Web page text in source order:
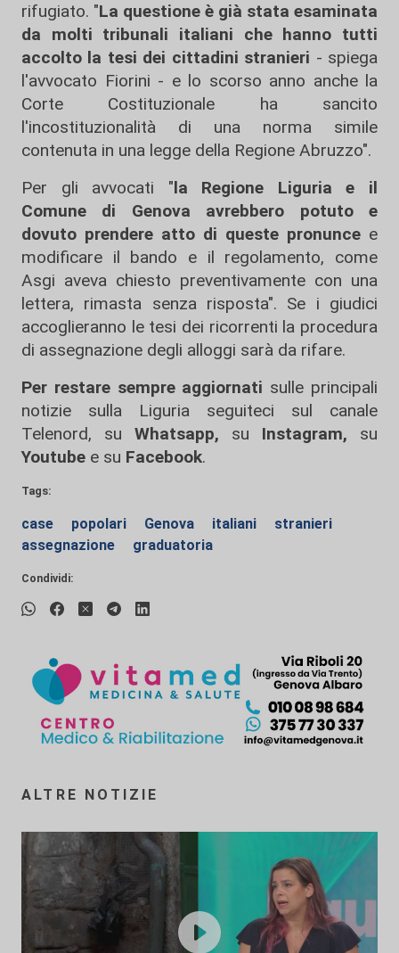
rifugiato. "La questione è già stata esaminata
da molti tribunali italiani che hanno tutti
accolto la tesi dei cittadini stranieri - spiega
l'avvocato Fiorini - e lo scorso anno anche la
Corte Costituzionale ha sancito
l'incostituzionalità di una norma simile
contenuta in una legge della Regione Abruzzo".
Per gli avvocati "la Regione Liguria e il
Comune di Genova avrebbero potuto e
dovuto prendere atto di queste pronunce e
modificare il bando e il regolamento, come
Asgi aveva chiesto preventivamente con una
lettera, rimasta senza risposta". Se i giudici
accoglieranno le tesi dei ricorrenti la procedura
di assegnazione degli alloggi sarà da rifare.
Per restare sempre aggiornati sulle principali
notizie sulla Liguria seguiteci sul canale
Telenord, su
Whatsapp, su Instagram, su
Youtube e su Facebook.
Tags:
case popolari Genova italiani
stranieri
assegnazione
graduatoria
Condividi:
ALTRE NOTIZIE